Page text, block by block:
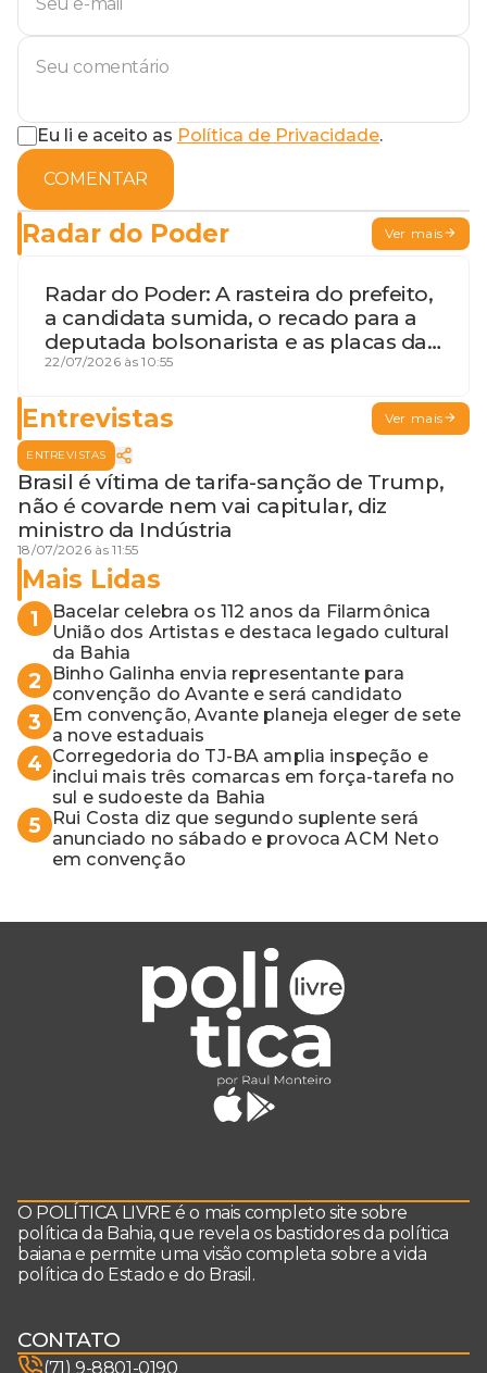
Eu li e aceito as Política de Privacidade.
COMENTAR
Radar do Poder Ver mais
Radar do Poder: A rasteira do prefeito,
a candidata sumida, o recado para a
deputada bolsonarista e as placas da
discórdia
22/07/2026 às 10:55
Entrevistas Ver mais
ENTREVISTAS
Brasil é vítima de tarifa-sanção de Trump,
não é covarde nem vai capitular, diz
ministro da Indústria
18/07/2026 às 11:55
Mais Lidas
1
Bacelar celebra os 112 anos da Filarmônica
União dos Artistas e destaca legado cultural
da Bahia
2
Binho Galinha envia representante para
convenção do Avante e será candidato
3
Em convenção, Avante planeja eleger de sete
a nove estaduais
4 Corregedoria do TJ-BA amplia inspeção e
inclui mais três comarcas em força-tarefa no
sul e sudoeste da Bahia
5
Rui Costa diz que segundo suplente será
anunciado no sábado e provoca ACM Neto
em convenção
O POLÍTICA LIVRE é o mais completo site sobre
política da Bahia, que revela os bastidores da política
baiana e permite uma visão completa sobre a vida
política do Estado e do Brasil.
CONTATO
(71) 9-8801-0190